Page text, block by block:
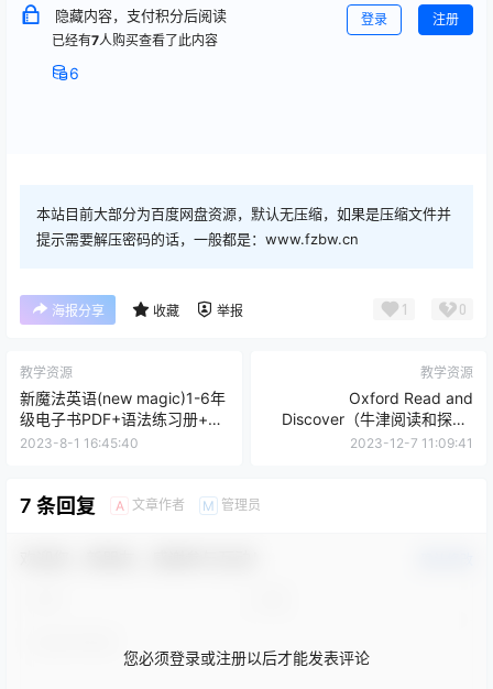
隐藏内容，支付积分后阅读
已经有7人购买查看了此内容
6
登录 注册
本站目前大部分为百度网盘资源，默认无压缩，如果是压缩文件并
提示需要解压密码的话，一般都是：www.fzbw.cn
海报分享 收藏 举报 1 0
教学资源
新魔法英语(new magic)1-6年
级电子书PDF+语法练习册+预
听PPT
2023-8-1 16:45:40
教学资源
Oxford Read and
Discover（牛津阅读和探索)
1-6级PDF教材 附音频
2023-12-7 11:09:41
7 条回复 A 文章作者 M 管理员
您必须登录或注册以后才能发表评论